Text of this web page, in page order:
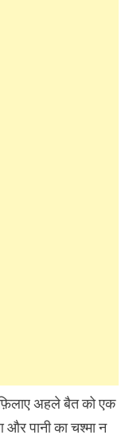
अहले बैत को एक
पानी का चश्मा न